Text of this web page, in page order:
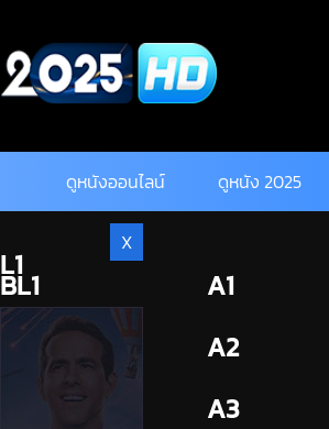
content
ดูหนังออนไลน์ ดูหนัง 2025
BL1
BL2
A1
A2
A3
X
L1